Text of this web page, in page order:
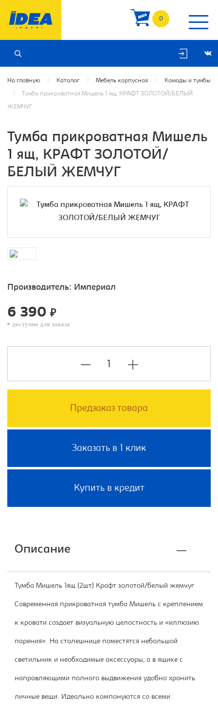
0
На главную Каталог Мебель корпусная Комоды и тумбы
Тумба прикроватная Мишель 1 ящ, КРАФТ ЗОЛОТОЙ/БЕЛЫЙ
ЖЕМЧУГ
Тумба прикроватная Мишель
1 ящ, КРАФТ ЗОЛОТОЙ/
БЕЛЫЙ ЖЕМЧУГ
Производитель: Империал
6 390 ₽
доступно для заказа
Предзаказ товара
Заказать в 1 клик
Купить в кредит
Описание
Тумба Мишель 1ящ (2шт) Крафт золотой/белый жемчуг
Современная прикроватная тумба Мишель с креплением
к кровати создает визуальную целостность и «иллюзию
парения». На столешнице поместятся небольшой
светильник и необходимые аксессуары, а в ящике с
направляющими полного выдвижения удобно хранить
личные вещи. Идеально компонуются со всеми